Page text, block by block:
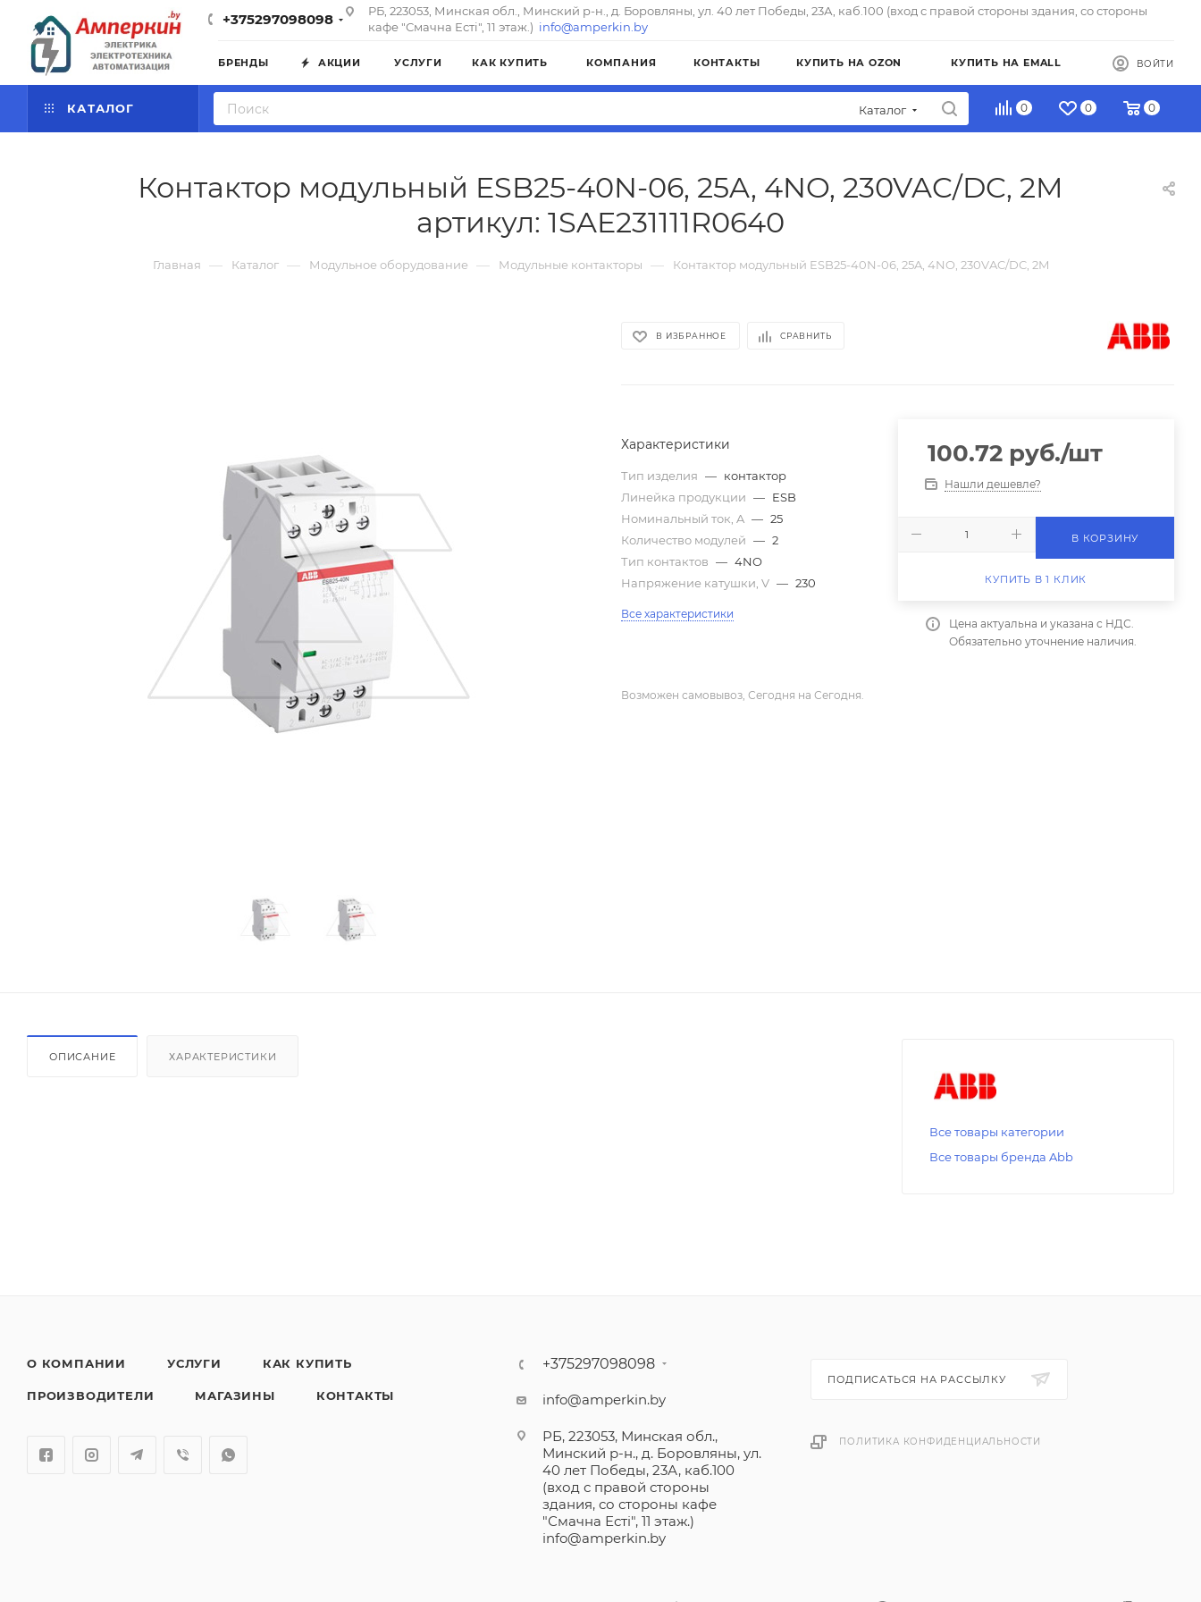
+375297098098
РБ, 223053, Минская обл., Минский р-н., д. Боровляны, ул. 40 лет Победы, 23А, каб.100 (вход с правой стороны здания, со стороны
кафе "Смачна Естi", 11 этаж.) info@amperkin.by
БРЕНДЫ АКЦИИ УСЛУГИ КАК КУПИТЬ КОМПАНИЯ КОНТАКТЫ КУПИТЬ НА OZON КУПИТЬ НА EMALL ВОЙТИ
КАТАЛОГ Каталог 0 0 0
Контактор модульный ESB25-40N-06, 25A, 4NO, 230VAC/DC, 2M
артикул: 1SAE231111R0640
Главная — Каталог — Модульное оборудование — Модульные контакторы — Контактор модульный ESB25-40N-06, 25A, 4NO, 230VAC/DC, 2M
В ИЗБРАННОЕ СРАВНИТЬ
Характеристики
Тип изделия — контактор
Линейка продукции — ESB
Номинальный ток, A — 25
Количество модулей — 2
Тип контактов — 4NO
Напряжение катушки, V — 230
Все характеристики
100.72руб./шт
Нашли дешевле?
В КОРЗИНУ
КУПИТЬ В 1 КЛИК
Цена актуальна и указана с НДС.
Обязательно уточнение наличия.
Возможен самовывоз, Сегодня на Сегодня.
ОПИСАНИЕ ХАРАКТЕРИСТИКИ
Все товары категории
Все товары бренда Abb
О КОМПАНИИ УСЛУГИ КАК КУПИТЬ
ПРОИЗВОДИТЕЛИ МАГАЗИНЫ КОНТАКТЫ
+375297098098
info@amperkin.by
РБ, 223053, Минская обл.,
Минский р-н., д. Боровляны, ул.
40 лет Победы, 23А, каб.100
(вход с правой стороны
здания, со стороны кафе
"Смачна Естi", 11 этаж.)
info@amperkin.by
ПОДПИСАТЬСЯ НА РАССЫЛКУ
ПОЛИТИКА КОНФИДЕНЦИАЛЬНОСТИ